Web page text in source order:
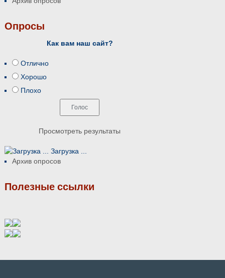
Опросы
Как вам наш сайт?
Отлично
Хорошо
Плохо
Просмотреть результаты
Загрузка ...
Архив опросов
Полезные ссылки